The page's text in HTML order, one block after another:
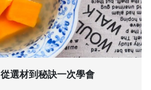
選材到秘訣一次學會